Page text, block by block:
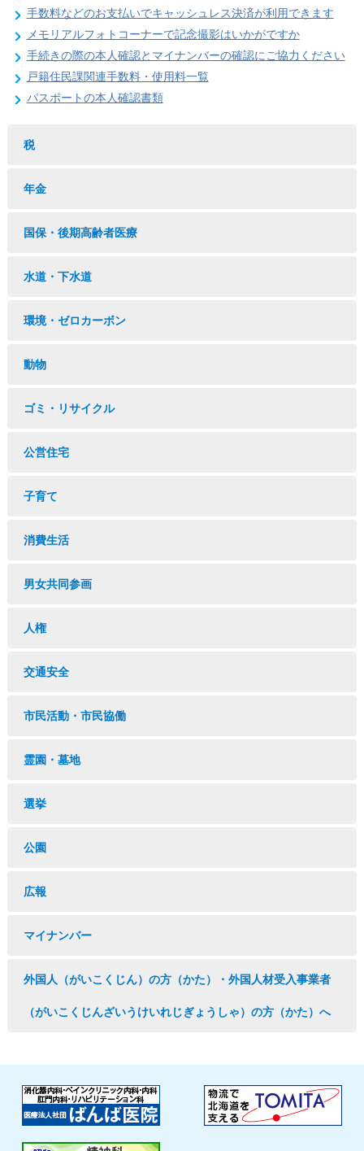
手数料などのお支払いでキャッシュレス決済が利用できます
メモリアルフォトコーナーで記念撮影はいかがですか
手続きの際の本人確認とマイナンバーの確認にご協力ください
戸籍住民課関連手数料・使用料一覧
パスポートの本人確認書類
税
年金
国保・後期高齢者医療
水道・下水道
環境・ゼロカーボン
動物
ゴミ・リサイクル
公営住宅
子育て
消費生活
男女共同参画
人権
交通安全
市民活動・市民協働
霊園・墓地
選挙
公園
広報
マイナンバー
外国人（がいこくじん）の方（かた）・外国人材受入事業者
（がいこくじんざいうけいれじぎょうしゃ）の方（かた）へ